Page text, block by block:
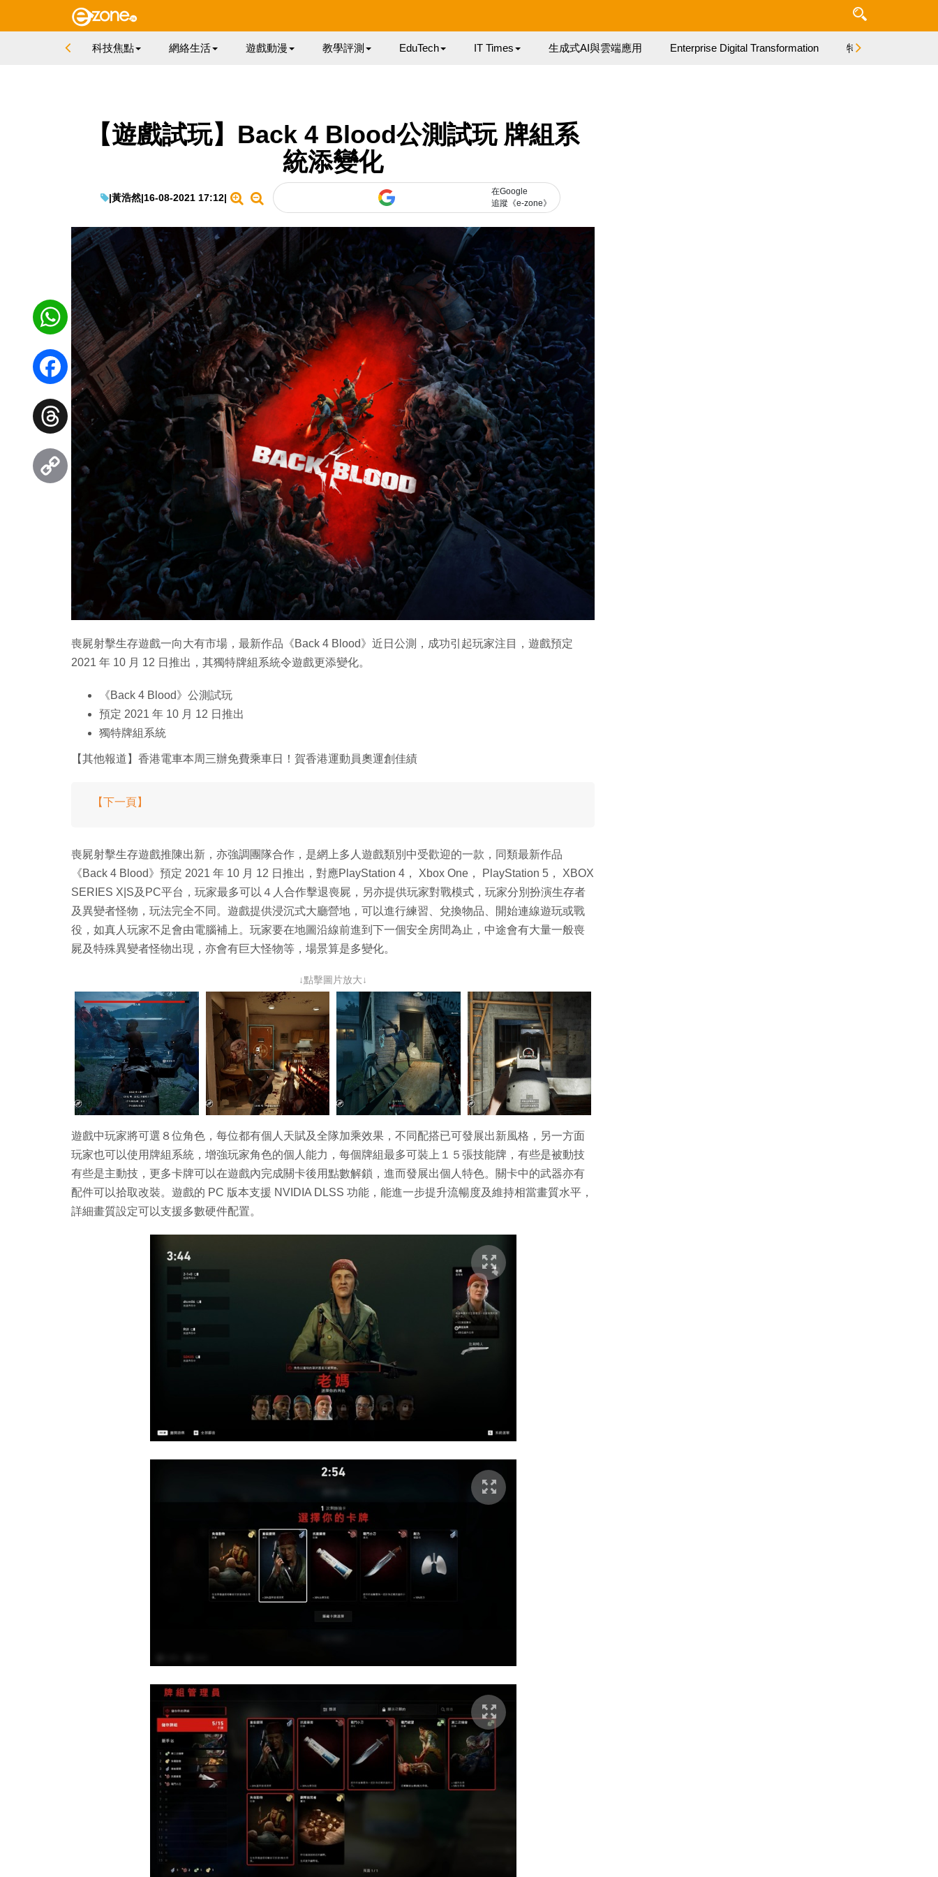
科技焦點 網絡生活 遊戲動漫 教學評測 EduTech IT Times 生成式AI與雲端應用 Enterprise Digital Transformation 特集
【遊戲試玩】Back 4 Blood公測試玩 牌組系
統添變化
|黃浩然|16-08-2021 17:12|
在Google
追蹤《e-zone》
喪屍射擊生存遊戲一向大有市場，最新作品《Back 4 Blood》近日公測，成功引起玩家注目，遊戲預定
2021 年 10 月 12 日推出，其獨特牌組系統令遊戲更添變化。
《Back 4 Blood》公測試玩
預定 2021 年 10 月 12 日推出
獨特牌組系統
【其他報道】香港電車本周三辦免費乘車日！賀香港運動員奧運創佳績
【下一頁】
喪屍射擊生存遊戲推陳出新，亦強調團隊合作，是網上多人遊戲類別中受歡迎的一款，同類最新作品
《Back 4 Blood》預定 2021 年 10 月 12 日推出，對應PlayStation 4， Xbox One， PlayStation 5， XBOX
SERIES X|S及PC平台，玩家最多可以４人合作擊退喪屍，另亦提供玩家對戰模式，玩家分別扮演生存者
及異變者怪物，玩法完全不同。遊戲提供浸沉式大廳營地，可以進行練習、兌換物品、開始連線遊玩或戰
役，如真人玩家不足會由電腦補上。玩家要在地圖沿線前進到下一個安全房間為止，中途會有大量一般喪
屍及特殊異變者怪物出現，亦會有巨大怪物等，場景算是多變化。
↓點擊圖片放大↓
遊戲中玩家將可選８位角色，每位都有個人天賦及全隊加乘效果，不同配搭已可發展出新風格，另一方面
玩家也可以使用牌組系統，增強玩家角色的個人能力，每個牌組最多可裝上１５張技能牌，有些是被動技
有些是主動技，更多卡牌可以在遊戲內完成關卡後用點數解鎖，進而發展出個人特色。關卡中的武器亦有
配件可以拾取改裝。遊戲的 PC 版本支援 NVIDIA DLSS 功能，能進一步提升流暢度及維持相當畫質水平，
詳細畫質設定可以支援多數硬件配置。
WhatsApp
Facebook
Threads